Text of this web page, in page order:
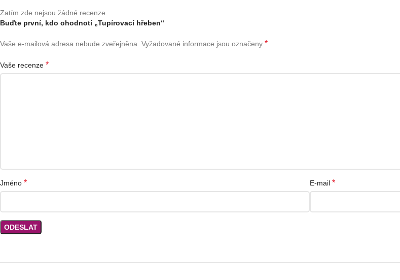
Zatím zde nejsou žádné recenze.
Buďte první, kdo ohodnotí „Tupírovací hřeben“
Vaše e-mailová adresa nebude zveřejněna. Vyžadované informace jsou označeny *
Vaše recenze *
Jméno * E-mail *